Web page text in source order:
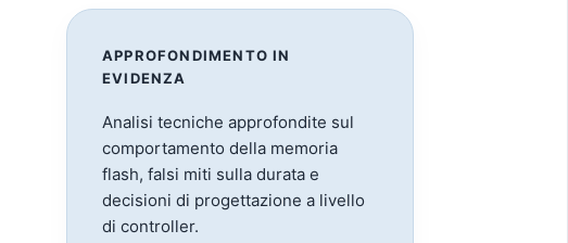
APPROFONDIMENTO IN
EVIDENZA
Analisi tecniche approfondite sul
comportamento della memoria
flash, falsi miti sulla durata e
decisioni di progettazione a livello
di controller.